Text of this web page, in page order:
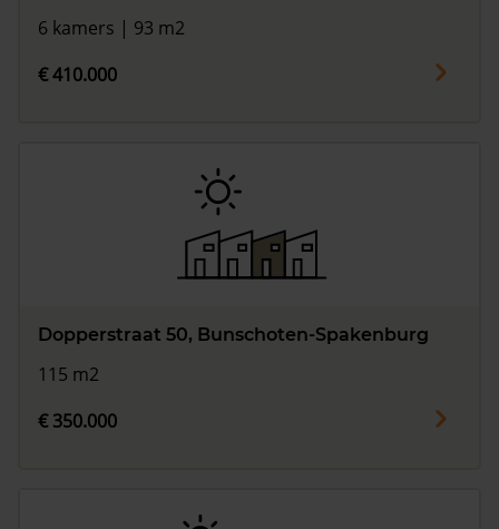
6 kamers | 93 m2
€ 410.000
Dopperstraat 50, Bunschoten-Spakenburg
115 m2
€ 350.000